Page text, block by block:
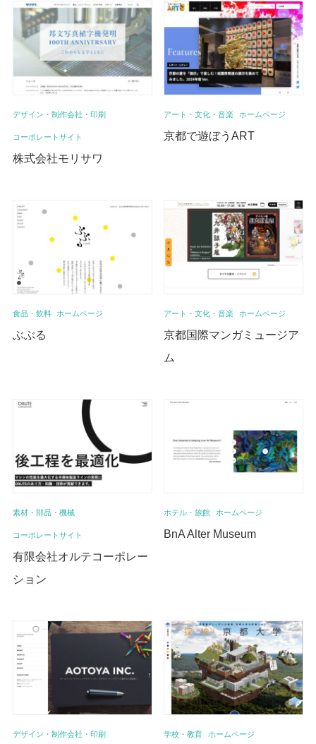
デザイン・制作会社・印刷
コーポレートサイト
株式会社モリサワ
アート・文化・音楽 ホームページ
京都で遊ぼうART
食品・飲料 ホームページ
ぶぶる
アート・文化・音楽 ホームページ
京都国際マンガミュージア
ム
素材・部品・機械
コーポレートサイト
有限会社オルテコーポレー
ション
ホテル・旅館 ホームページ
BnA Alter Museum
デザイン・制作会社・印刷 学校・教育 ホームページ